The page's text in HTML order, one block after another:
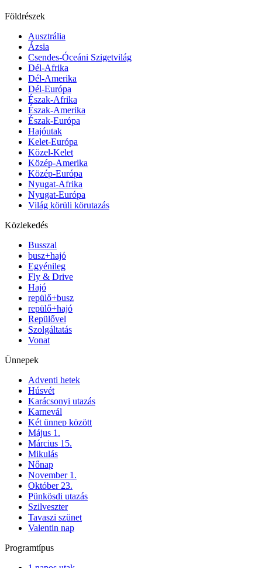
Földrészek
Ausztrália
Ázsia
Csendes-Óceáni Szigetvilág
Dél-Afrika
Dél-Amerika
Dél-Európa
Észak-Afrika
Észak-Amerika
Észak-Európa
Hajóutak
Kelet-Európa
Közel-Kelet
Közép-Amerika
Közép-Európa
Nyugat-Afrika
Nyugat-Európa
Világ körüli körutazás
Közlekedés
Busszal
busz+hajó
Egyénileg
Fly & Drive
Hajó
repülő+busz
repülő+hajó
Repülővel
Szolgáltatás
Vonat
Ünnepek
Adventi hetek
Húsvét
Karácsonyi utazás
Karnevál
Két ünnep között
Május 1.
Március 15.
Mikulás
Nőnap
November 1.
Október 23.
Pünkösdi utazás
Szilveszter
Tavaszi szünet
Valentin nap
Programtípus